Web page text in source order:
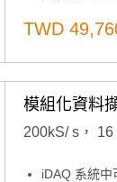
TWD
模組化資料
200kS/ s，
iDAQ 系統中